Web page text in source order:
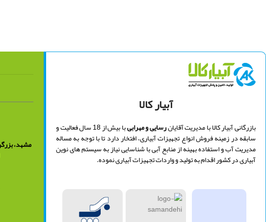
آبیار کالا
بازرگانی آبیار کالا با مدیریتآقایانرسایی ومهرابی با بیش از 18 سال فعالیت و
سابقه در زمینه فروش انواع تجهیزات آبیاری، افتخار دارد تا با توجه به مساله
مدیریت آب و استفاده بهینه از منابع آبی با شناسایی نیاز به سیستم های نوین
آبیاری در کشور اقدام به تولید و واردات تجهیزات آبیاری نموده.